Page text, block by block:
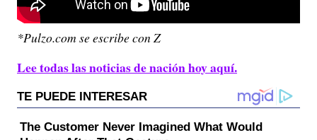
*Pulzo.com se escribe con Z
Lee todas las noticias de nación hoy aquí.